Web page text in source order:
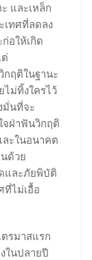
และเหล็ก
เทศที่ลดลง
อให้เกิด
ฤติในฐานะ
ม่ทิ้งใครไว้
มั่นที่จะ
ฝ่าฟันวิกฤติ
ะในอนาคต
ด้วย
และภัยพิบัติ
ที่ไม่เอื้อ
รมาสแรก
ในปลายปี